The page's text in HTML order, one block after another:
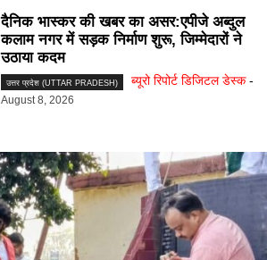
दैनिक भास्कर की खबर का असर:एपीजे अब्दुल
कलाम नगर में सड़क निर्माण शुरू, जिम्मेदारों ने
उठाया कदम
उत्तर प्रदेश (UTTAR PRADESH) ब्यूरो रिपोर्ट डिजिटल डेस्क -
August 8, 2026